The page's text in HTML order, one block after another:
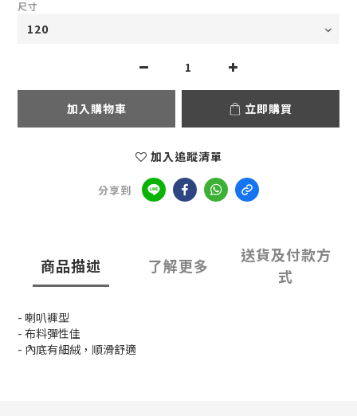
尺寸
加入購物車 立即購買
加入追蹤清單
分享到
商品描述 了解更多
送貨及付款方
式
- 喇叭褲型
- 布料彈性佳
- 內底有細絨，順滑舒適